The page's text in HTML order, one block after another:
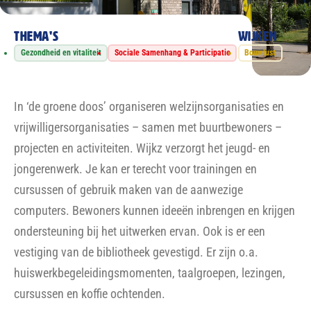
Thema's
Gezondheid en vitaliteit Sociale Samenhang & Participatie
Wijken
Bouwlust
In ‘de groene doos’ organiseren welzijnsorganisaties en
vrijwilligersorganisaties – samen met buurtbewoners –
projecten en activiteiten. Wijkz verzorgt het jeugd- en
jongerenwerk. Je kan er terecht voor trainingen en
cursussen of gebruik maken van de aanwezige
computers. Bewoners kunnen ideeën inbrengen en krijgen
ondersteuning bij het uitwerken ervan. Ook is er een
vestiging van de bibliotheek gevestigd. Er zijn o.a.
huiswerkbegeleidingsmomenten, taalgroepen, lezingen,
cursussen en koffie ochtenden.